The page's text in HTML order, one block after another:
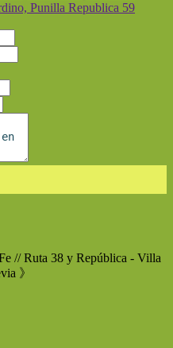
// Ruta 38 y República - Villa
》